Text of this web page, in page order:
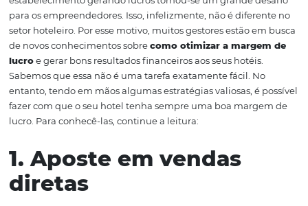
Devido a fatores como a crise econômica, a
mercado e a inflação nacional, por exemplo, manter um
estabelecimento gerando lucros tornou-se um grande
para os empreendedores. Isso, infelizmente, não é
setor hoteleiro. Por esse motivo, muitos gestores estão
de novos conhecimentos sobre
e gerar bons resultados financeiros aos seus
Sabemos que essa não é uma tarefa exatamente fácil.
entanto, tendo em mãos algumas estratégias valiosas, é